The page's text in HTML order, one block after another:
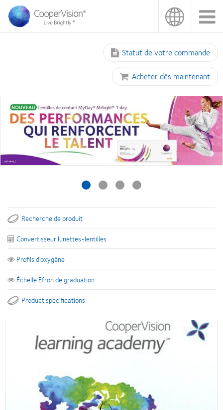
contenu
principal
Statut de votre commande
Acheter dès maintenant
Recherche de produit
Convertisseur lunettes-lentilles
Profils d'oxygène
Échelle Efron de graduation
Product specifications